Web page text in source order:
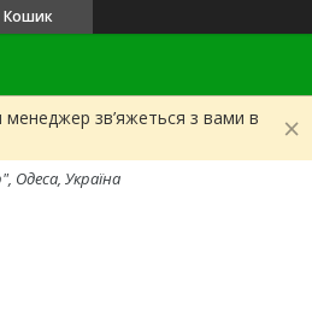
Кошик
зв’яжеться з вами в
Одеса, Україна